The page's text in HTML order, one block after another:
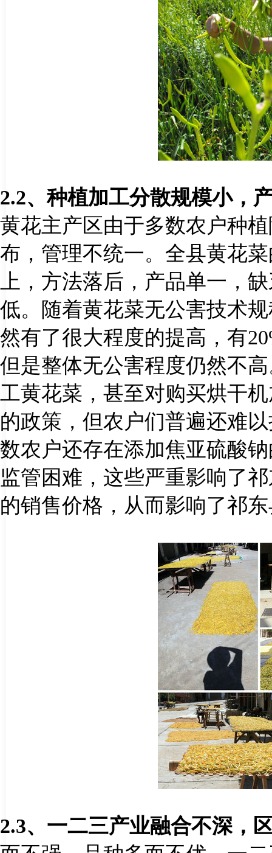
2.2、种植加工分散规模小，
黄花主产区由于多数农户种
布，管理不统一。全县黄花
上，方法落后，产品单一，
低。随着黄花菜无公害技术
然有了很大程度的提高，有
但是整体无公害程度仍然不
工黄花菜，甚至对购买烘干
的政策，但农户们普遍还难
数农户还存在添加焦亚硫酸
监管困难，这些严重影响了
的销售价格，从而影响了祁
2.3、一二三产业融合不深，